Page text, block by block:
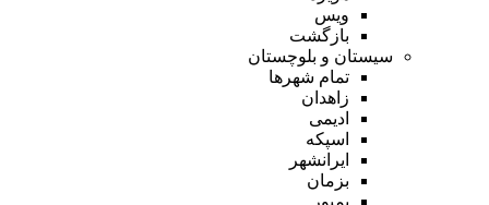
ویس
بازگشت
سیستان و بلوچستان
تمام شهر‌ها
زاهدان
ادیمی
اسپکه
ایرانشهر
بزمان
بمپور